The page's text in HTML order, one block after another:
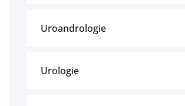
Uroandrologie
Urologie